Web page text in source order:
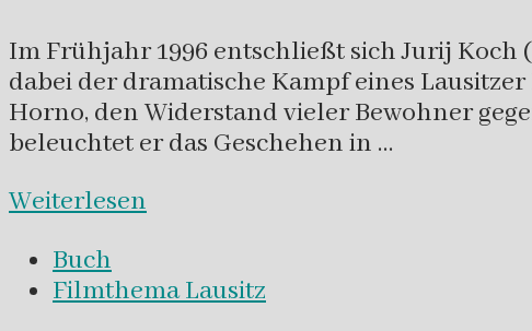
Im Frühjahr 1996 entschließt sich Jurij Koch
dabei der dramatische Kampf eines
Horno, den Widerstand vieler Bewohner
beleuchtet er das Geschehen in …
Weiterlesen
Buch
Filmthema Lausitz